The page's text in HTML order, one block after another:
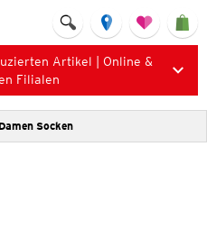
Artikel | Online &
Filialen
Socken